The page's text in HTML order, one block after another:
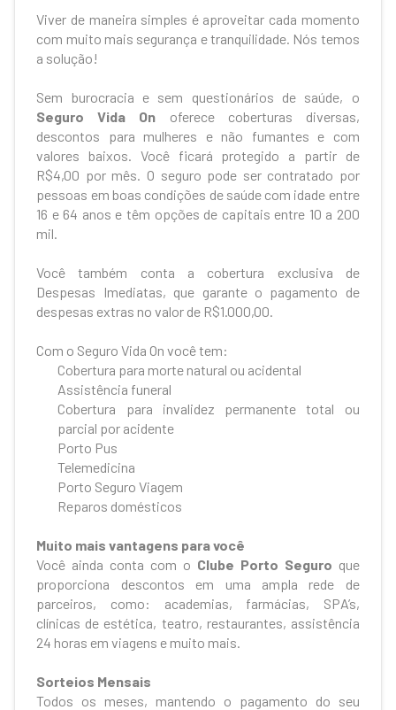
Viver de maneira simples é aproveitar cada momento
com muito mais segurança e tranquilidade. Nós temos
a solução!
Sem burocracia e sem questionários de saúde, o
Seguro
Vida On oferece coberturas diversas,
descontos para mulheres e não fumantes e com
valores baixos. Você ficará protegido a partir de
R$4,00 por mês. O seguro pode ser contratado por
pessoas em boas condições de saúde com idade entre
16 e 64 anos e têm opções de capitais entre 10 a 200
mil.
Você também conta a cobertura exclusiva de
Despesas Imediatas, que garante o pagamento de
despesas extras no valor de R$1.000,00.
Com o Seguro Vida On você tem:
Cobertura para morte natural ou acidental
Assistência funeral
Cobertura para invalidez permanente total ou
parcial por acidente
Porto Pus
Telemedicina
Porto Seguro Viagem
Reparos domésticos
Muito mais vantagens para você
Você ainda conta com o Clube Porto Seguro que
proporciona descontos em uma ampla rede de
parceiros, como: academias, farmácias, SPA’s,
clínicas de estética, teatro, restaurantes, assistência
24 horas em viagens e muito mais.
Sorteios Mensais
Todos os meses, mantendo o pagamento do seu